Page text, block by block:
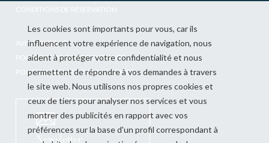
AVIS JURIDIQUE
POLITIQUE DE CONFIDENTIALITÉ
POLITIQUE RELATIVE AUX COOKIES
Newsletter
Les cookies sont importants pour vous, car ils
influencent votre expérience de navigation, nous
aident à protéger votre confidentialité et nous
permettent de répondre à vos demandes à travers
le site web. Nous utilisons nos propres cookies et
ceux de tiers pour analyser nos services et vous
montrer des publicités en rapport avec vos
préférences sur la base d'un profil correspondant à